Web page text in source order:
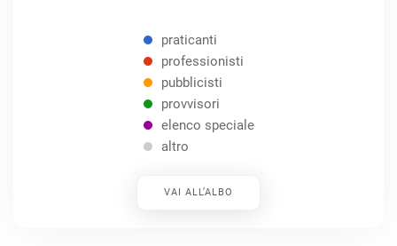
praticanti
professionisti
pubblicisti
provvisori
elenco speciale
altro
VAI ALL’ALBO